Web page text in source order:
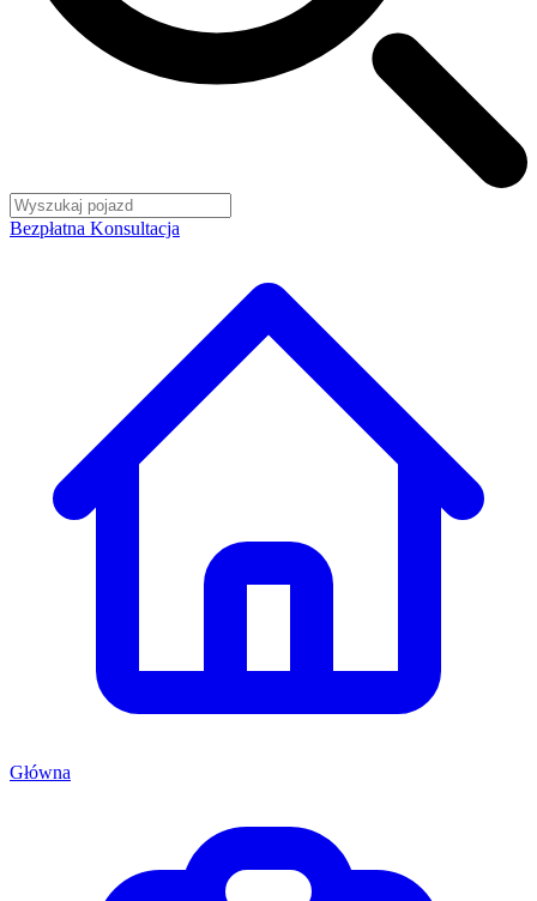
Bezpłatna Konsultacja
Główna